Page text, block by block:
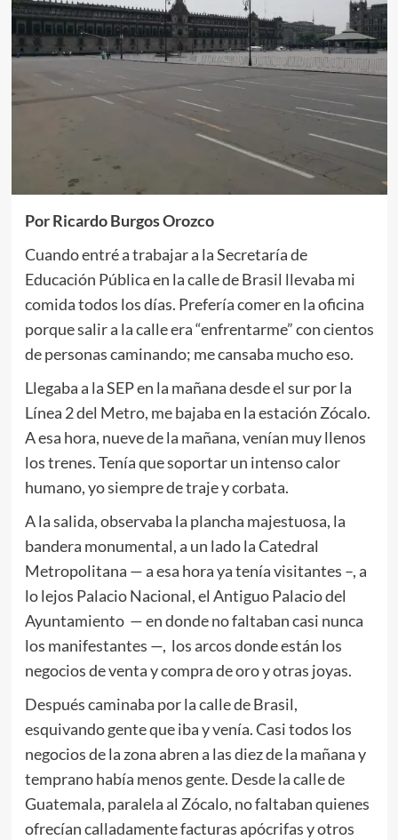
Por Ricardo Burgos Orozco
Cuando entré a trabajar a la Secretaría de
Educación Pública en la calle de Brasil llevaba mi
comida todos los días. Prefería comer en la oficina
porque salir a la calle era “enfrentarme” con cientos
de personas caminando; me cansaba mucho eso.
Llegaba a la SEP en la mañana desde el sur por la
Línea 2 del Metro, me bajaba en la estación Zócalo.
A esa hora, nueve de la mañana, venían muy llenos
los trenes. Tenía que soportar un intenso calor
humano, yo siempre de traje y corbata.
A la salida, observaba la plancha majestuosa, la
bandera monumental, a un lado la Catedral
Metropolitana — a esa hora ya tenía visitantes –, a
lo lejos Palacio Nacional, el Antiguo Palacio del
Ayuntamiento — en donde no faltaban casi nunca
los manifestantes —, los arcos donde están los
negocios de venta y compra de oro y otras joyas.
Después caminaba por la calle de Brasil,
esquivando gente que iba y venía. Casi todos los
negocios de la zona abren a las diez de la mañana y
temprano había menos gente. Desde la calle de
Guatemala, paralela al Zócalo, no faltaban quienes
ofrecían calladamente facturas apócrifas y otros